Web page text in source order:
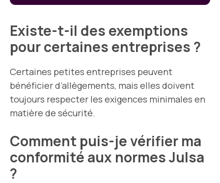
Existe-t-il des exemptions
pour certaines entreprises ?
Certaines petites entreprises peuvent
bénéficier d’allègements, mais elles doivent
toujours respecter les exigences minimales en
matière de sécurité.
Comment puis-je vérifier ma
conformité aux normes Julsa
?